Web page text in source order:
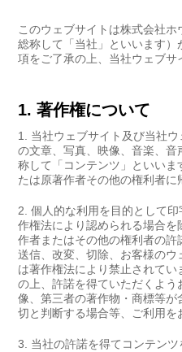
このウェブサイトは株式会社ホ
総称して「当社」といいます
項をご了承の上、当社ウェブサ
1. 著作権について
当社ウェブサイト及び当社
の文章、写真、映像、音楽、
称して「コンテンツ」といいま
たは原著作者その他の権利者に
個人的な利用を目的として
作権法により認められる場合
作者またはその他の権利者の
送信、改変、切除、お客様の
は著作権法により禁止されて
の上、許諾を得ていただくよう
像、第三者の著作物・商標等
切と判断する場合等、ご利用を
当社の許諾を得てコンテン